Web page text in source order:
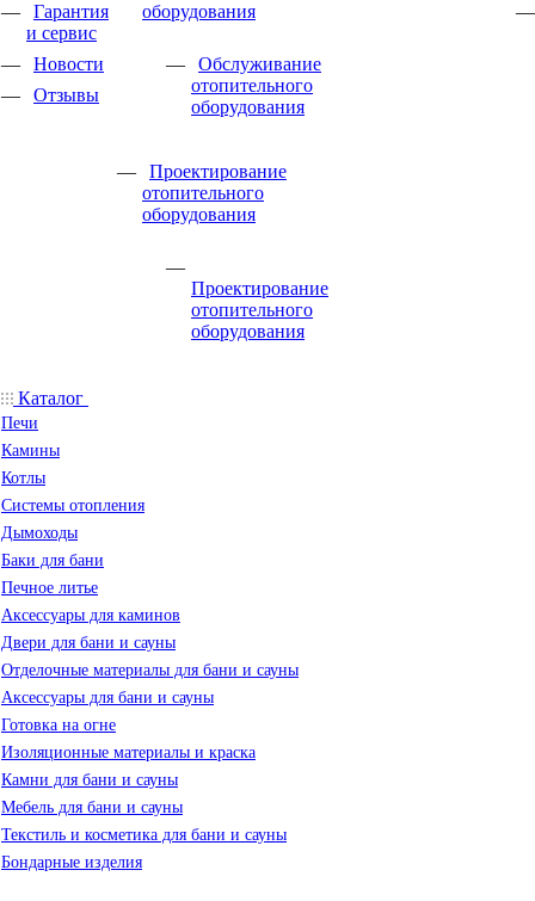
Гарантия
и сервис
Новости
Отзывы
оборудования
Обслуживание
отопительного
оборудования
Проектирование
отопительного
оборудования
Проектирование
отопительного
оборудования
Каталог
Печи
Камины
Котлы
Системы отопления
Дымоходы
Баки для бани
Печное литье
Аксессуары для каминов
Двери для бани и сауны
Отделочные материалы для бани и сауны
Аксессуары для бани и сауны
Готовка на огне
Изоляционные материалы и краска
Камни для бани и сауны
Мебель для бани и сауны
Текстиль и косметика для бани и сауны
Бондарные изделия